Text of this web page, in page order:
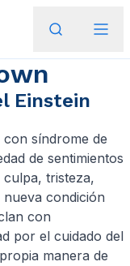
Einstein
con síndrome de
de sentimientos
tristeza,
condición
con
por el cuidado del
manera de